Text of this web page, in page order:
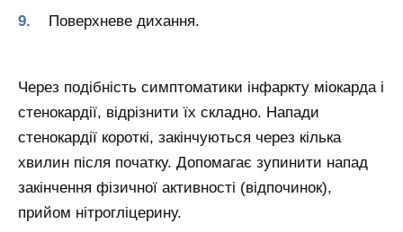
Поверхневе дихання.
Через подібність симптоматики інфаркту міокарда і
стенокардії, відрізнити їх складно. Напади
стенокардії короткі, закінчуються через кілька
хвилин після початку. Допомагає зупинити напад
закінчення фізичної активності (відпочинок),
прийом нітрогліцерину.